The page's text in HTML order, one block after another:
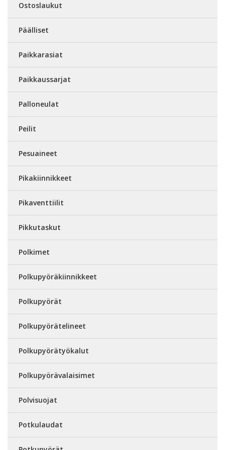
Ostoslaukut
Päälliset
Paikkarasiat
Paikkaussarjat
Palloneulat
Peilit
Pesuaineet
Pikakiinnikkeet
Pikaventtiilit
Pikkutaskut
Polkimet
Polkupyöräkiinnikkeet
Polkupyörät
Polkupyörätelineet
Polkupyörätyökalut
Polkupyörävalaisimet
Polvisuojat
Potkulaudat